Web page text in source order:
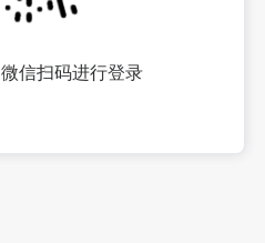
微信扫码进行登录